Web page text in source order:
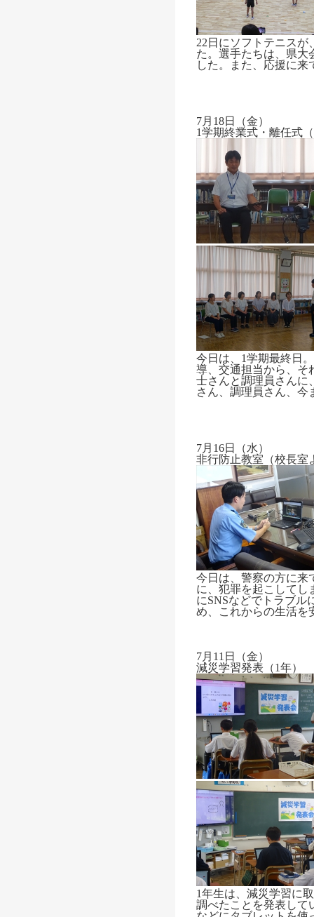
22日にソフトテニス
た。選手たちは、県大
した。また、応援に
7月18日（金）
1学期終業式・離任式
今日は、1学期最終日
導、交通担当から、そ
士さんと調理員さんに
さん、調理員さん、今
7月16日（水）
非行防止教室（校長室
今日は、警察の方に来
に、犯罪を起こしてし
にSNSなどでトラブル
め、これからの生活を
7月11日（金）
減災学習発表（1年）
1年生は、減災学習に
調べたことを発表して